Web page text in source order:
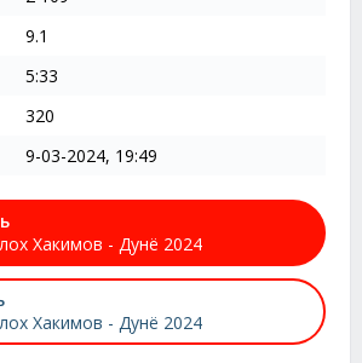
9.1
5:33
320
9-03-2024, 19:49
Хакимов - Дунё 2024
Хакимов - Дунё 2024